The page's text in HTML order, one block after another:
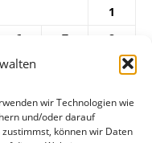
wir Technologien wie
und/oder darauf
können wir Daten
1
6 7
8
13
27 28